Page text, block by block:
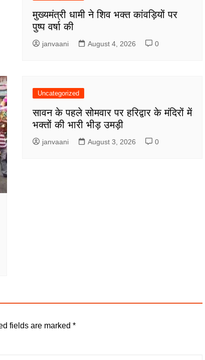
मुख्यमंत्री धामी ने शिव भक्त कांवड़ियों पर
पुष्प वर्षा की
janvaani August 4, 2026 0
Uncategorized
सावन के पहले सोमवार पर हरिद्वार के मंदिरों में
भक्तों की भारी भीड़ उमड़ी
janvaani August 3, 2026 0
fields are marked *